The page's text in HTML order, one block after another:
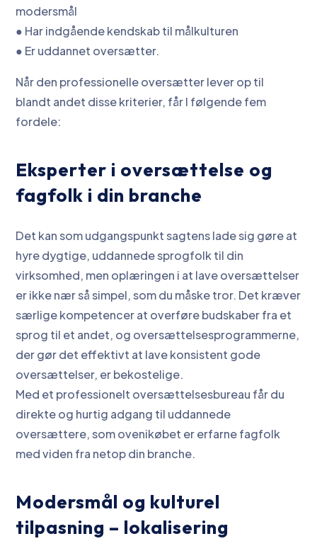
modersmål
● Har indgående kendskab til målkulturen
● Er uddannet oversætter.
Når den professionelle oversætter lever op til
blandt andet disse kriterier, får I følgende fem
fordele:
Eksperter i oversættelse og
fagfolk i din branche
Det kan som udgangspunkt sagtens lade sig gøre at
hyre dygtige, uddannede sprogfolk til din
virksomhed, men oplæringen i at lave oversættelser
er ikke nær så simpel, som du måske tror. Det kræver
særlige kompetencer at overføre budskaber fra et
sprog til et andet, og oversættelsesprogrammerne,
der gør det effektivt at lave konsistent gode
oversættelser, er bekostelige.
Med et professionelt oversættelsesbureau får du
direkte og hurtig adgang til uddannede
oversættere, som ovenikøbet er erfarne fagfolk
med viden fra netop din branche.
Modersmål og kulturel
tilpasning – lokalisering